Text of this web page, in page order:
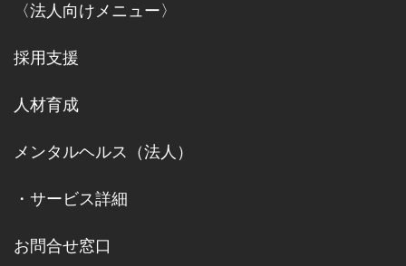
〈法人向けメニュー〉
採用支援
人材育成
メンタルヘルス（法人）
・ サービス詳細
お問合せ窓口